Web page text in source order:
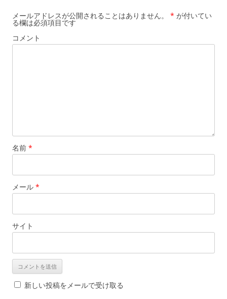
メールアドレスが公開されることはありません。 * が付いてい
る欄は必須項目です
コメント
名前 *
メール *
サイト
新しい投稿をメールで受け取る